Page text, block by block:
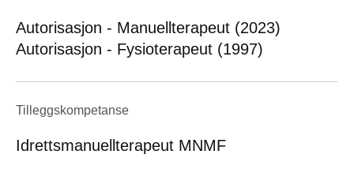
Autorisasjon - Manuellterapeut (2023)
Autorisasjon - Fysioterapeut (1997)
Tilleggskompetanse
Idrettsmanuellterapeut MNMF